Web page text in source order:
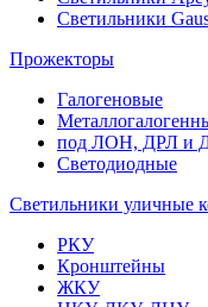
Светильники
Прожекторы
Галогеновые
под ЛОН, ДРЛ и
Светодиодные
Светильники уличные
РКУ
Кронштейны
ЖКУ